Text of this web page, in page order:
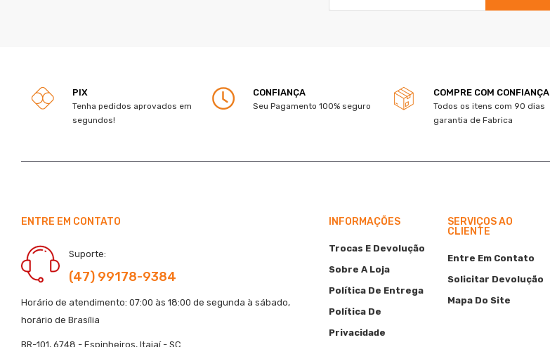
PIX
Tenha pedidos aprovados em
segundos!
CONFIANÇA
Seu Pagamento 100% seguro
COMPRE COM CONFIANÇA
Todos os itens com 90 dias
garantia de Fabrica
ENTRE EM CONTATO
Suporte:
(47) 99178-9384
Horário de atendimento: 07:00 às 18:00 de segunda à sábado,
horário de Brasília
BR-101, 6748 - Espinheiros, Itajaí - SC
INFORMAÇÕES
Trocas E Devolução
Sobre A Loja
Política De Entrega
Política De
Privacidade
SERVIÇOS AO
CLIENTE
Entre Em Contato
Solicitar Devolução
Mapa Do Site